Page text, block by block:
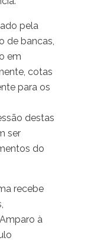
pela
de bancas,
em
cotas
para os
destas
ser
do
recebe
à